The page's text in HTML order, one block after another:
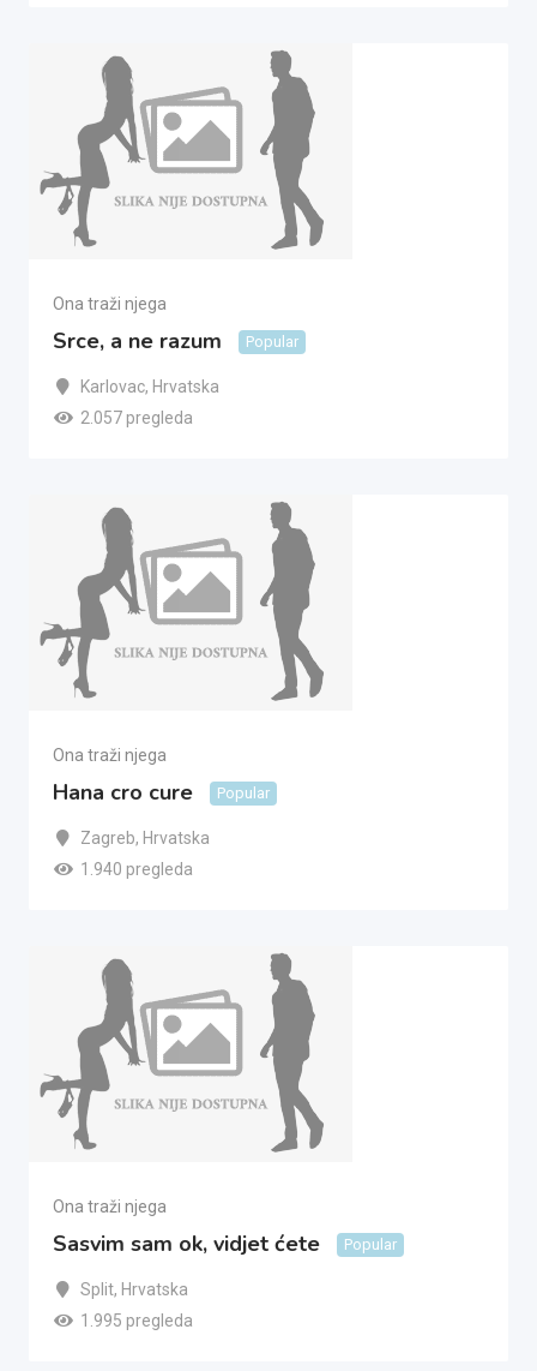
Ona traži njega
Srce, a ne razum Popular
Karlovac, Hrvatska
2.057 pregleda
Ona traži njega
Hana cro cure Popular
Zagreb, Hrvatska
1.940 pregleda
Ona traži njega
Sasvim sam ok, vidjet ćete Popular
Split, Hrvatska
1.995 pregleda